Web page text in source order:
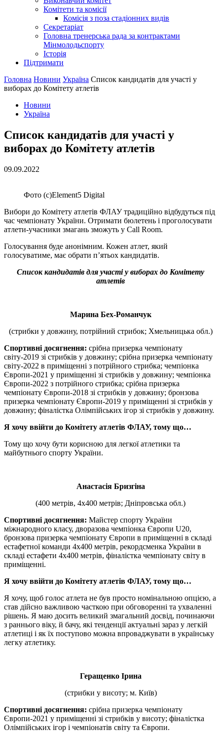
Комітети та комісії
Комісія з поза стадіонних видів
Секретаріат
Головна тренерська рада за контрактами
Мінмолодьспорту
Історія
Підтримати
Головна Новини Україна Список кандидатів для участі у
виборах до Комітету атлетів
Новини
Україна
Список кандидатів для участі у
виборах до Комітету атлетів
09.09.2022
Фото (с)Element5 Digital
Вибори до Комітету атлетів ФЛАУ традиційно відбудуться під
час чемпіонату України. Отримати бюлетень і проголосувати
атлети-учасники змагань зможуть у Cаll Room.
Голосування буде анонімним. Кожен атлет, який
голосуватиме, має обрати п’ятьох кандидатів.
Список кандидатів для участі у виборах до Комітету
атлетів
Марина Бех-Романчук
(стрибки у довжину, потрійний стрибок; Хмельницька обл.)
Спортивні досягнення: срібна призерка чемпіонату
світу-2019 зі стрибків у довжину; срібна призерка чемпіонату
світу-2022 в приміщенні з потрійного стрибка; чемпіонка
Європи-2021 у приміщенні зі стрибків у довжину; чемпіонка
Європи-2022 з потрійного стрибка; срібна призерка
чемпіонату Європи-2018 зі стрибків у довжину; бронзова
призерка чемпіонату Європи-2019 у приміщенні зі стрибків у
довжину; фіналістка Олімпійських ігор зі стрибків у довжину.
Я хочу ввійти до Комітету атлетів ФЛАУ, тому що…
Тому що хочу бути корисною для легкої атлетики та
майбутнього спорту України.
Анастасія Бризгіна
(400 метрів, 4х400 метрів; Дніпровська обл.)
Спортивні досягнення: Майстер спорту України
міжнародного класу, дворазова чемпіонка Європи U20,
бронзова призерка чемпіонату Європи в приміщенні в складі
естафетної команди 4х400 метрів, рекордсменка України в
складі естафети 4х400 метрів, фіналістка чемпіонату світу в
приміщенні.
Я хочу ввійти до Комітету атлетів ФЛАУ, тому що…
Я хочу, щоб голос атлета не був просто номінальною опцією, а
став дійсно важливою часткою при обговоренні та ухваленні
рішень. Я маю досить великий змагальний досвід, починаючи
з раннього віку, й бачу, які тенденції актуальні зараз у легкій
атлетиці і як їх поступово можна впроваджувати в українську
легку атлетику.
Геращенко Ірина
(стрибки у висоту; м. Київ)
Спортивні досягнення: срібна призерка чемпіонату
Європи-2021 у приміщенні зі стрибків у висоту; фіналістка
Олімпійських ігор і чемпіонатів світу та Європи.